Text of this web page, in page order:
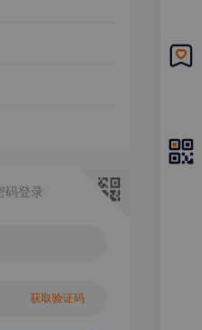
码登录
获取验证码